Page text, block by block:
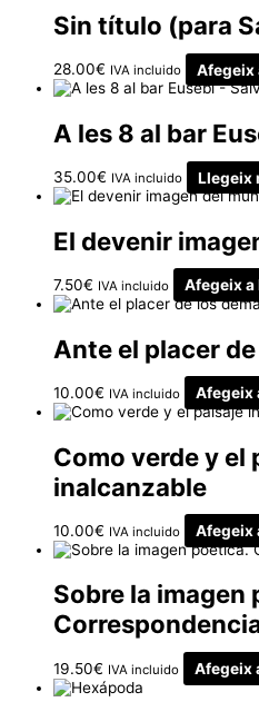
Sin título (para
28.00€ IVA incluido
Afegeix
A les 8 al bar
35.00€ IVA incluido Llegeix
El devenir
7.50€ IVA incluido Afegeix
Ante el placer
10.00€ IVA incluido Afegeix
Como verde y el
inalcanzable
10.00€ IVA incluido Afegeix
Sobre la imagen
19.50€ IVA incluido Afegeix